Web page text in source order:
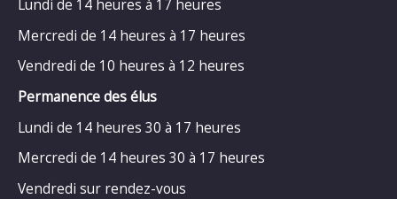
Lundi de 14 heures à 17 heures
Mercredi de 14 heures à 17 heures
Vendredi de 10 heures à 12 heures
Permanence des élus
Lundi de 14 heures 30 à 17 heures
Mercredi de 14 heures 30 à 17 heures
Vendredi sur rendez-vous